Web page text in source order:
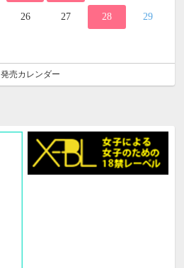
26 27 28 29
発売カレンダー